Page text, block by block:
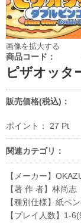
画像を拡大する
商品コード：
ピザオッタ
販売価格(税込)：
ポイント： 27 Pt
関連カテゴリ：
【メーカー】
【著 作 者】林尚志
【種別仕様】紙ペ
【プレイ人数】1-